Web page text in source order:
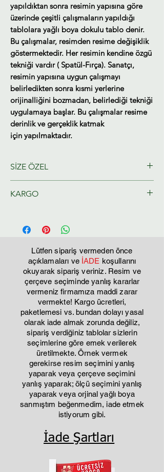
yapıldıktan sonra resimin yapısına göre
üzerinde çeşitli çalışmaların yapıldığı
tablolara yağlı boya dokulu tablo denir.
Bu çalışmalar, resimden resime değişiklik
göstermektedir. Her resimin kendine özgü
tekniği vardır ( Spatül-Fırça). Sanatçı,
resimin yapısına uygun çalışmayı
belirledikten sonra kısmi yerlerine
orijinalliğini bozmadan, belirlediği tekniği
uygulamaya başlar. Bu çalışmalar resime
derinlik ve gerçeklik katmak
için yapılmaktadır.
SİZE ÖZEL
olarak hazırlanacaktır.
KARGO
Lütfen sipariş vermeden önce
açıklamaları ve İADE koşullarını
okuyarak sipariş veriniz. Resim ve
çerçeve seçiminde yanlış kararlar
vermeniz firmamıza maddi zarar
vermekte! Kargo ücretleri,
paketlemesi vs. bundan dolayı yasal
olarak iade almak zorunda değiliz,
sipariş verdiğiniz tablolar sizlerin
seçimlerine göre emek verilerek
üretilmekte. Örnek vermek
gerekirse resim seçimini yanlış
yaparak veya çerçeve seçimini
yanlış yaparak; ölçü seçimini yanlış
yaparak veya orjinal yağlı boya
sanmıştım beğenmedim, iade etmek
istiyorum gibi.
İade Şartları